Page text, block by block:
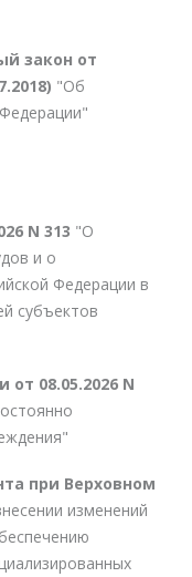
закон от
"Об
N 313 "О
и о
Федерации в
субъектов
08.05.2026 N
при Верховном
изменений